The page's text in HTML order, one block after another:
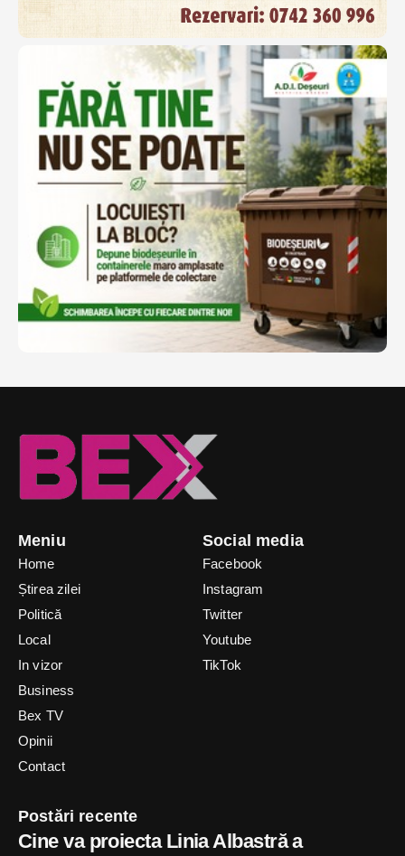
Meniu
Home
Știrea zilei
Politică
Local
In vizor
Business
Bex TV
Opinii
Contact
Social media
Facebook
Instagram
Twitter
Youtube
TikTok
Postări recente
Cine va proiecta Linia Albastră a